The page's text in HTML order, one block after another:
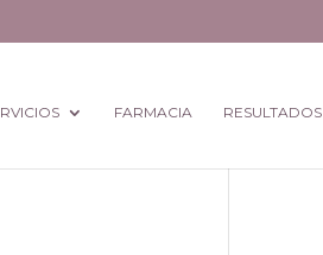
FARMACIA RESULTADOS